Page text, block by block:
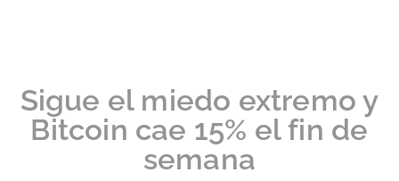
Sigue el miedo extremo y
Bitcoin cae 15% el fin de
semana